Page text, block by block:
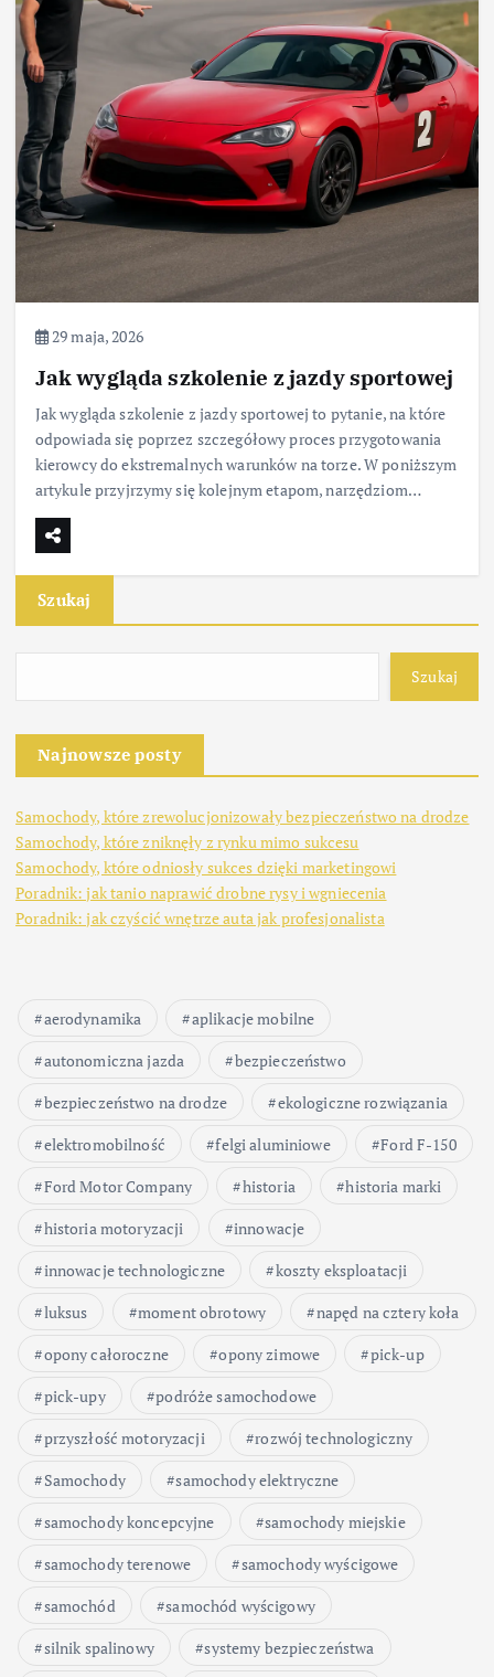
29 maja, 2026
Jak wygląda szkolenie z jazdy sportowej
Jak wygląda szkolenie z jazdy sportowej to pytanie, na które
odpowiada się poprzez szczegółowy proces przygotowania
kierowcy do ekstremalnych warunków na torze. W poniższym
artykule przyjrzymy się kolejnym etapom, narzędziom…
Szukaj
Szukaj
Najnowsze posty
Samochody, które zrewolucjonizowały bezpieczeństwo na drodze
Samochody, które zniknęły z rynku mimo sukcesu
Samochody, które odniosły sukces dzięki marketingowi
Poradnik: jak tanio naprawić drobne rysy i wgniecenia
Poradnik: jak czyścić wnętrze auta jak profesjonalista
aerodynamika
aplikacje mobilne
autonomiczna jazda
bezpieczeństwo
bezpieczeństwo na drodze
ekologiczne rozwiązania
elektromobilność
felgi aluminiowe
Ford F-150
Ford Motor Company
historia
historia marki
historia motoryzacji
innowacje
innowacje technologiczne
koszty eksploatacji
luksus
moment obrotowy
napęd na cztery koła
opony całoroczne
opony zimowe
pick-up
pick-upy
podróże samochodowe
przyszłość motoryzacji
rozwój technologiczny
Samochody
samochody elektryczne
samochody koncepcyjne
samochody miejskie
samochody terenowe
samochody wyścigowe
samochód
samochód wyścigowy
silnik spalinowy
systemy bezpieczeństwa